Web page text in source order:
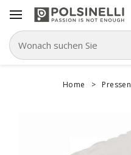
Home > Pressen